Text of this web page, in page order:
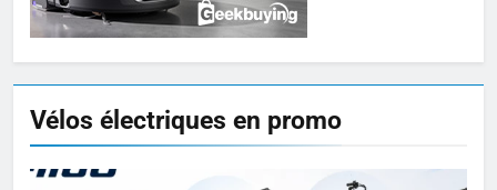
Vélos électriques en promo